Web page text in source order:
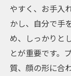
やすく、お手入
かし、自分で手
め、しっかりと
とが重要です。
質、顔の形に合